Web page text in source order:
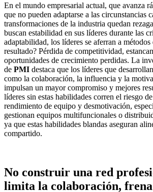
En el mundo empresarial actual, que avanza
que no pueden adaptarse a las circunstancias
transformaciones de la industria quedan
buscan estabilidad en sus líderes durante las
adaptabilidad, los líderes se aferran a métodos
resultado? Pérdida de competitividad,
oportunidades de crecimiento perdidas. La
de PMI destaca que los líderes que
como la colaboración, la influencia y la
impulsan un mayor compromiso y mejores
líderes sin estas habilidades corren el riesgo
rendimiento de equipo y desmotivación,
gestionan equipos multifuncionales o
ya que estas habilidades blandas aseguran
compartido.
No construir una red
limita la colaboración,